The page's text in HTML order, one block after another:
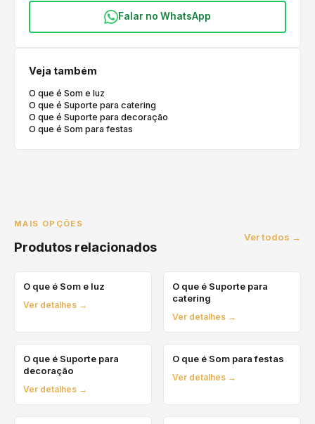
Falar no WhatsApp
Veja também
O que é Som e luz
O que é Suporte para catering
O que é Suporte para decoração
O que é Som para festas
MAIS OPÇÕES
Produtos relacionados
Ver todos →
O que é Som e luz
Ver detalhes →
O que é Suporte para
catering
Ver detalhes →
O que é Suporte para
decoração
Ver detalhes →
O que é Som para festas
Ver detalhes →